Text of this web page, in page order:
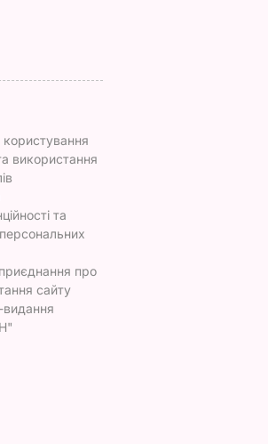
використання
та
про
сайту
видання